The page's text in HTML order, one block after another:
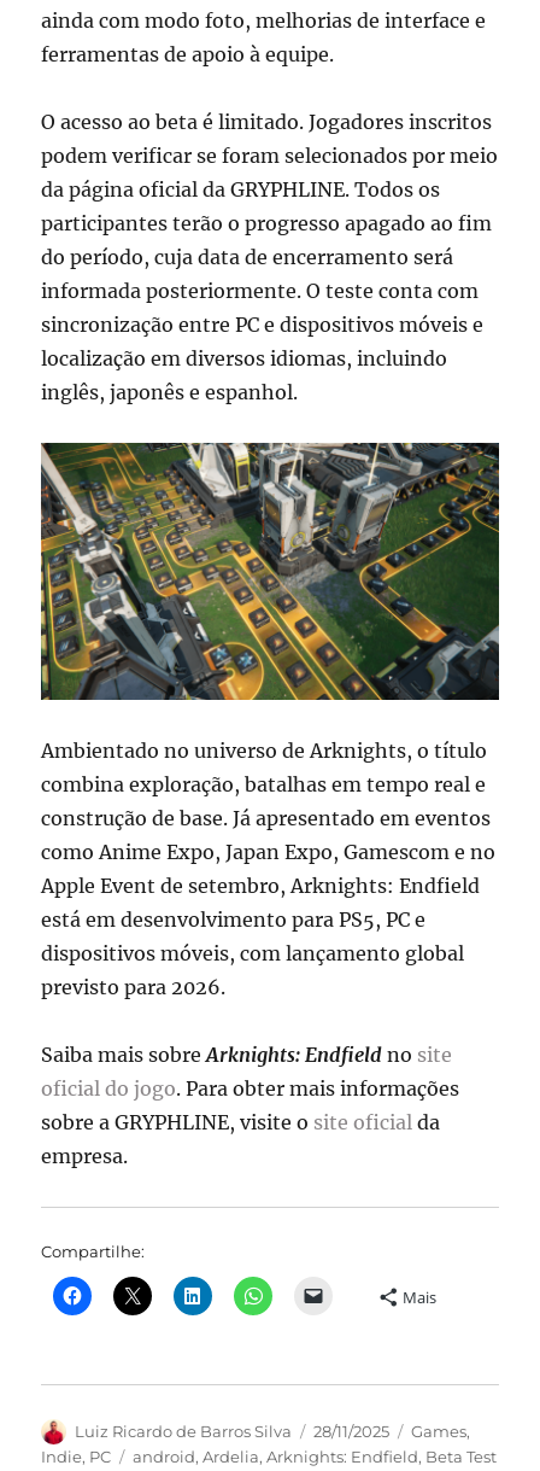
ainda com modo foto, melhorias de interface e
ferramentas de apoio à equipe.
O acesso ao beta é limitado. Jogadores inscritos
podem verificar se foram selecionados por meio
da página oficial da GRYPHLINE. Todos os
participantes terão o progresso apagado ao fim
do período, cuja data de encerramento será
informada posteriormente. O teste conta com
sincronização entre PC e dispositivos móveis e
localização em diversos idiomas, incluindo
inglês, japonês e espanhol.
Ambientado no universo de Arknights, o título
combina exploração, batalhas em tempo real e
construção de base. Já apresentado em eventos
como Anime Expo, Japan Expo, Gamescom e no
Apple Event de setembro, Arknights: Endfield
está em desenvolvimento para PS5, PC e
dispositivos móveis, com lançamento global
previsto para 2026.
Saiba mais sobreArknights: Endfield no site
oficial do jogo. Para obter mais informações
sobre a GRYPHLINE, visite o site oficial da
empresa.
Compartilhe:
Mais
Autor
Luiz Ricardo de Barros Silva
Publicado
em
28/11/2025 Categorias
Games,
Indie, PC Tags
android,Ardelia,Arknights: Endfield, Beta Test